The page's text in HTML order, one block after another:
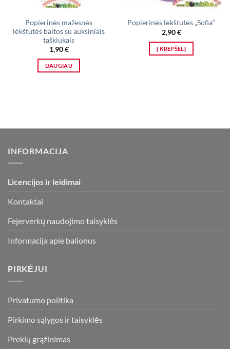
Popierinės mažesnės
lėkštutės baltos su auksiniais
taškiukais
1,90€
DAUGIAU
Popierinės lėkštutės „Sofia“
2,90€
Į KREPŠELĮ
INFORMACIJA
Licencijos ir leidimai
Kontaktai
Fejerverkų naudojimo taisyklės
Informacija apie balionus
PIRKĖJUI
Privatumo politika
Pirkimo sąlygos ir taisyklės
Prekių grąžinimas